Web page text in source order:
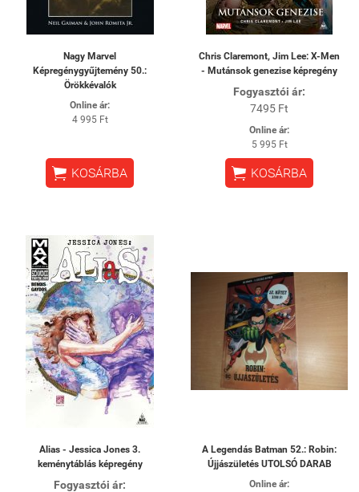
Nagy Marvel
Képregénygyűjtemény 50.:
Örökkévalók
Online ár:
4 995 Ft
 KOSÁRBA
Chris Claremont, Jim Lee: X-Men
- Mutánsok genezise képregény
Fogyasztói ár:
7495 Ft
Online ár:
5 995 Ft
 KOSÁRBA
Alias - Jessica Jones 3.
keménytáblás képregény
Fogyasztói ár:
A Legendás Batman 52.: Robin:
Újjászületés UTOLSÓ DARAB
Online ár: